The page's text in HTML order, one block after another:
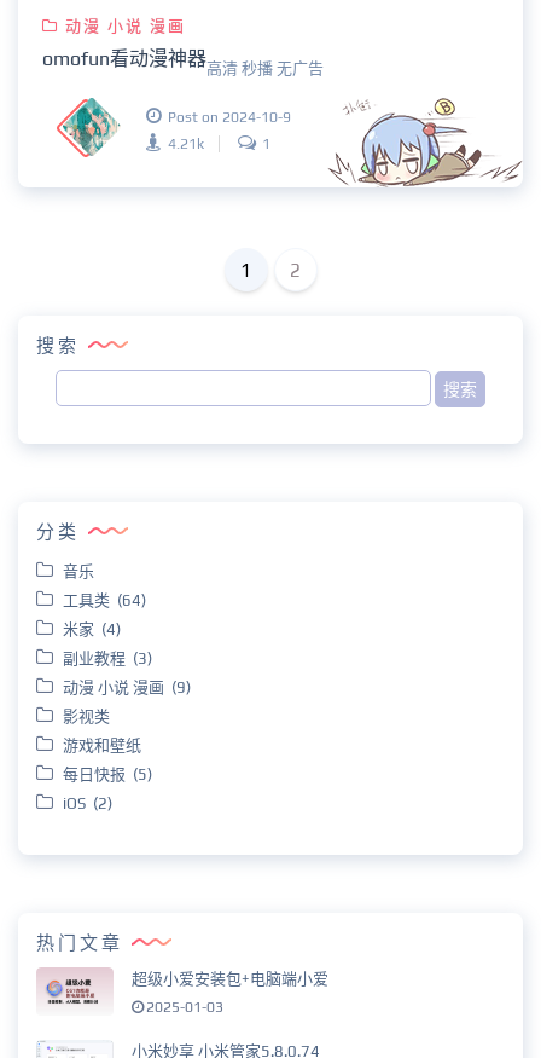
动漫 小说 漫画
omofun看动漫神器高清 秒播 无广告
Post on 2024-10-9
4.21k
1
1 2
搜索
分类
音乐
工具类 (64)
米家 (4)
副业教程 (3)
动漫 小说 漫画 (9)
影视类
游戏和壁纸
每日快报 (5)
iOS (2)
热门文章
超级小爱安装包+电脑端小爱
2025-01-03
小米妙享 小米管家5.8.0.74